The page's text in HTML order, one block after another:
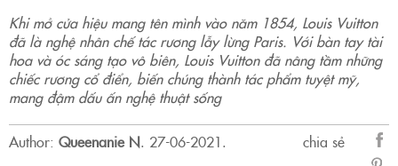
Khi mở cửa hiệu mang tên mình vào năm 1854, Louis Vuitton
đã là nghệ nhân chế tác rương lẫy lừng Paris. Với bàn tay tài
hoa và óc sáng tạo vô biên, Louis Vuitton đã nâng tầm những
chiếc rương cổ điển, biến chúng thành tác phẩm tuyệt mỹ,
mang đậm dấu ấn nghệ thuật sống
Author: Queenanie N. 27-06-2021.
chia sẻ